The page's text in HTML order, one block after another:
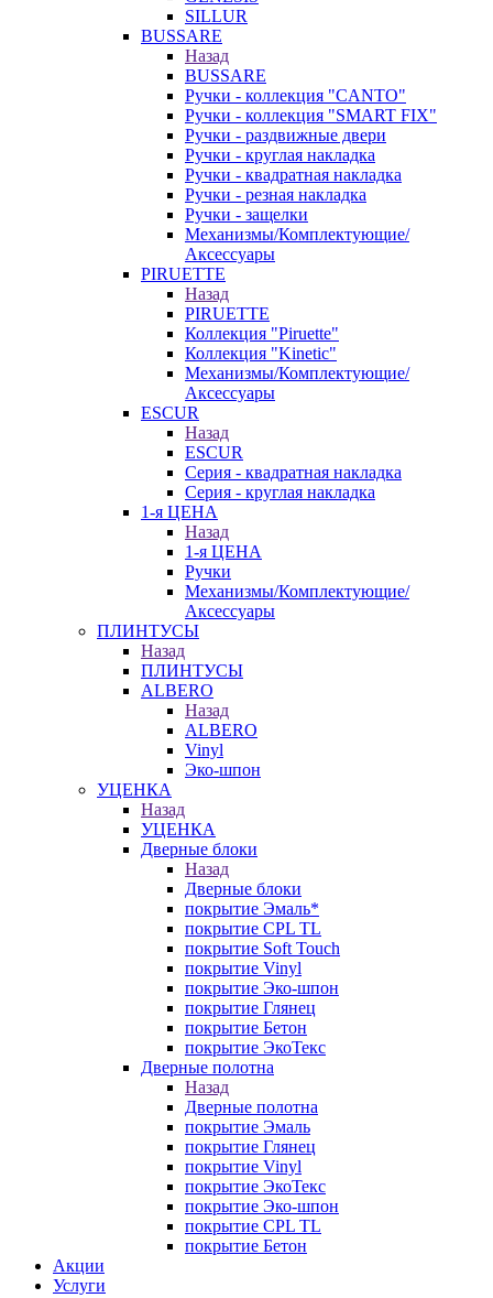
SILLUR
BUSSARE
Назад
BUSSARE
Ручки - коллекция "CANTO"
Ручки - коллекция "SMART FIX"
Ручки - раздвижные двери
Ручки - круглая накладка
Ручки - квадратная накладка
Ручки - резная накладка
Ручки - защелки
Механизмы/Комплектующие/
Аксессуары
PIRUETTE
Назад
PIRUETTE
Коллекция "Piruette"
Коллекция "Kinetic"
Механизмы/Комплектующие/
Аксессуары
ESCUR
Назад
ESCUR
Серия - квадратная накладка
Серия - круглая накладка
1-я ЦЕНА
Назад
1-я ЦЕНА
Ручки
Механизмы/Комплектующие/
Аксессуары
ПЛИНТУСЫ
Назад
ПЛИНТУСЫ
ALBERO
Назад
ALBERO
Vinyl
Эко-шпон
УЦЕНКА
Назад
УЦЕНКА
Дверные блоки
Назад
Дверные блоки
покрытие Эмаль*
покрытие CPL TL
покрытие Soft Touch
покрытие Vinyl
покрытие Эко-шпон
покрытие Глянец
покрытие Бетон
покрытие ЭкоТекс
Дверные полотна
Назад
Дверные полотна
покрытие Эмаль
покрытие Глянец
покрытие Vinyl
покрытие ЭкоТекс
покрытие Эко-шпон
покрытие CPL TL
покрытие Бетон
Акции
Услуги